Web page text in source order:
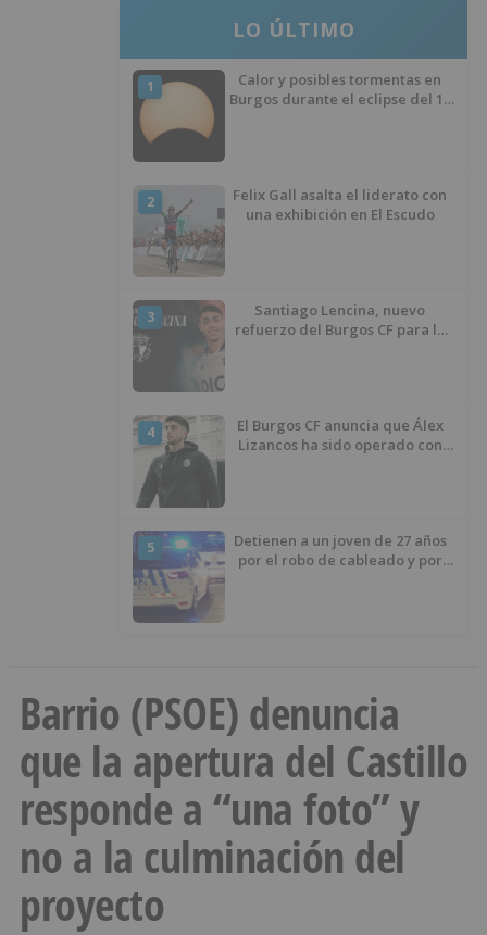
LO ÚLTIMO
1
Calor y posibles tormentas en
Burgos durante el eclipse del 12
2
Felix Gall asalta el liderato con
una exhibición en El Escudo
3
Santiago Lencina, nuevo
refuerzo del Burgos CF para la
4
El Burgos CF anuncia que Álex
Lizancos ha sido operado con
5
Detienen a un joven de 27 años
por el robo de cableado y por
Barrio (PSOE) denuncia
que la apertura del Castillo
responde a “una foto” y
no a la culminación del
proyecto